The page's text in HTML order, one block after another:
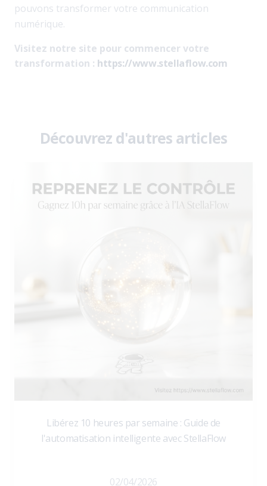
pouvons transformer votre communication
numérique.
Visitez notre site pour commencer votre
transformation : https://www.stellaflow.com
Découvrez d'autres articles
Libérez 10 heures par semaine : Guide de
l'automatisation intelligente avec StellaFlow
02/04/2026